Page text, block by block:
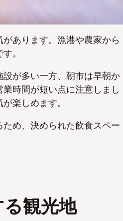
あります。漁港や農家から
。
が多い一方、朝市は早朝か
時間が短い点に注意しまし
楽しめます。
め、決められた飲食スペー
観光地